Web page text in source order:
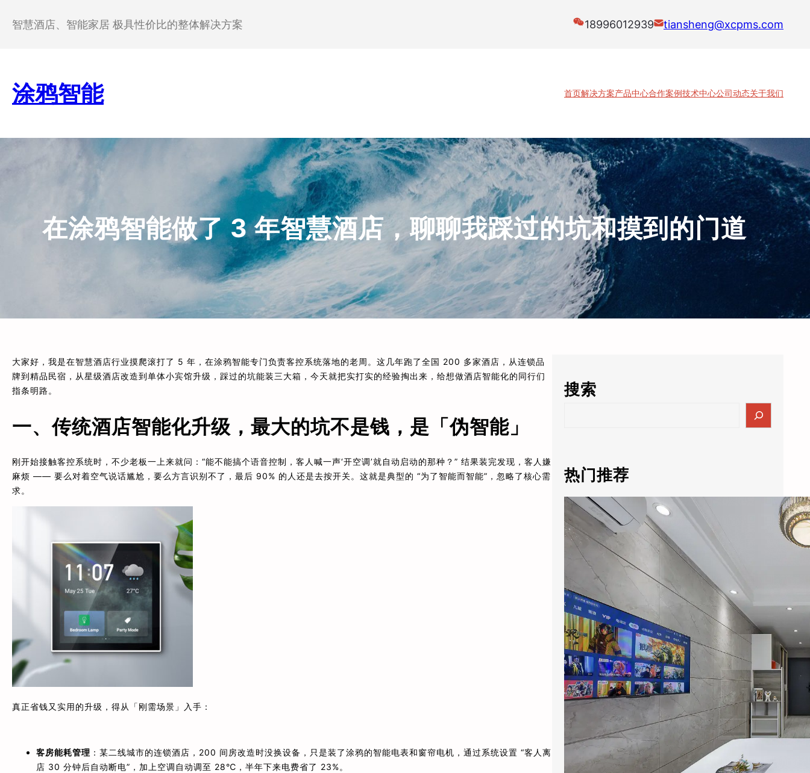
智慧酒店、智能家居 极具性价比的整体解决方案 18996012939 tiansheng@xcpms.com
涂鸦智能 首页解决方案产品中心合作案例技术中心公司动态关于我们
在涂鸦智能做了 3 年智慧酒店，聊聊我踩过的坑和摸到的门道
大家好，我是在智慧酒店行业摸爬滚打了 5 年，在涂鸦智能专门负责客控系统落地的老周。这几年跑了全国 200 多家酒店，从连锁品
牌到精品民宿，从星级酒店改造到单体小宾馆升级，踩过的坑能装三大箱，今天就把实打实的经验掏出来，给想做酒店智能化的同行们
指条明路。
一、传统酒店智能化升级，最大的坑不是钱，是「伪智能」
刚开始接触客控系统时，不少老板一上来就问：“能不能搞个语音控制，客人喊一声‘开空调’就自动启动的那种？” 结果装完发现，客人嫌
麻烦 —— 要么对着空气说话尴尬，要么方言识别不了，最后 90% 的人还是去按开关。这就是典型的 “为了智能而智能”，忽略了核心需
求。
真正省钱又实用的升级，得从「刚需场景」入手：
客房能耗管理 ：某二线城市的连锁酒店，200 间房改造时没换设备，只是装了涂鸦的智能电表和窗帘电机，通过系统设置 “客人离
店 30 分钟后自动断电”，加上空调自动调至 28℃，半年下来电费省了 23%。
搜索
c
h
热门推荐
2026年6月，杭州黄龙饭店管理集团干了一件
让同行看不懂的事：他们把旗下”黄龙旅行家”
…